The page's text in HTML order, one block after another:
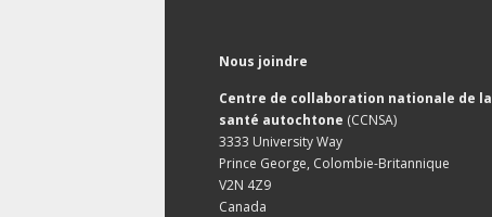
Nous joindre
Centre de collaboration nationale de la
santé autochtone (CCNSA)
3333 University Way
Prince George, Colombie-Britannique
V2N 4Z9
Canada